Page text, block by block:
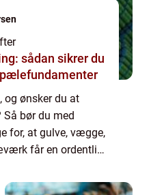
sådan sikrer du
og ønsker du at
bør du med
for, at gulve, vægge,
får en ordentlig